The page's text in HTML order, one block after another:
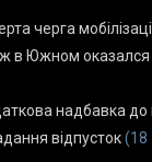
черга
в Южном
надбавка до
відпусток (18